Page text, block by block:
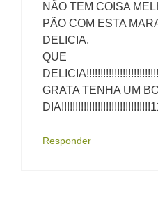
NÃO TEM COISA
PÃO COM ESTA
DELICIA,
QUE
GRATA TENHA UM
Responder